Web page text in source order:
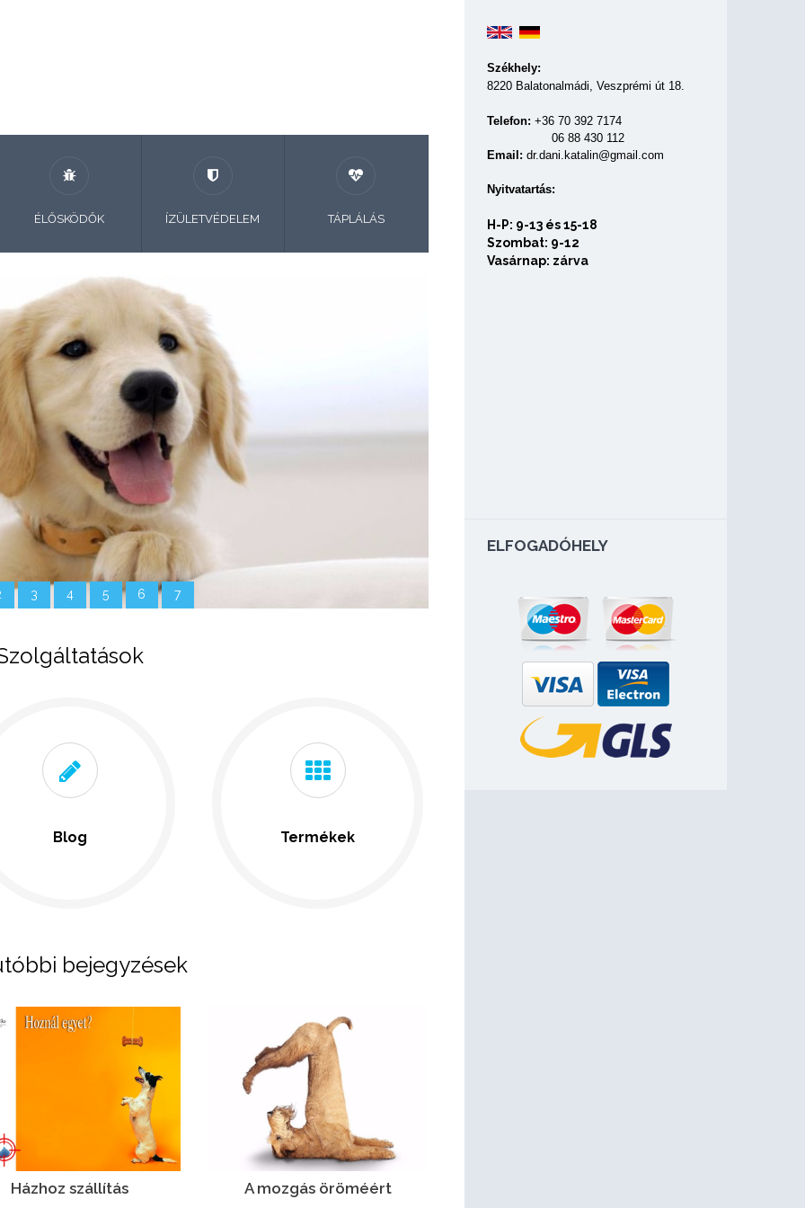
ÉLŐSKÖDŐK ÍZÜLETVÉDELEM TÁPLÁLÁS
3 4 5 6 7
Blog Termékek
bejegyzések
Házhoz szállítás A mozgás öröméért
Székhely:
8220 Balatonalmádi, Veszprémi út 18.
Telefon: +36 70 392 7174
06 88 430 112
Email: dr.dani.katalin@gmail.com
Nyitvatartás:
H-P: 9-13 és 15-18
Szombat: 9-12
Vasárnap: zárva
ELFOGADÓHELY